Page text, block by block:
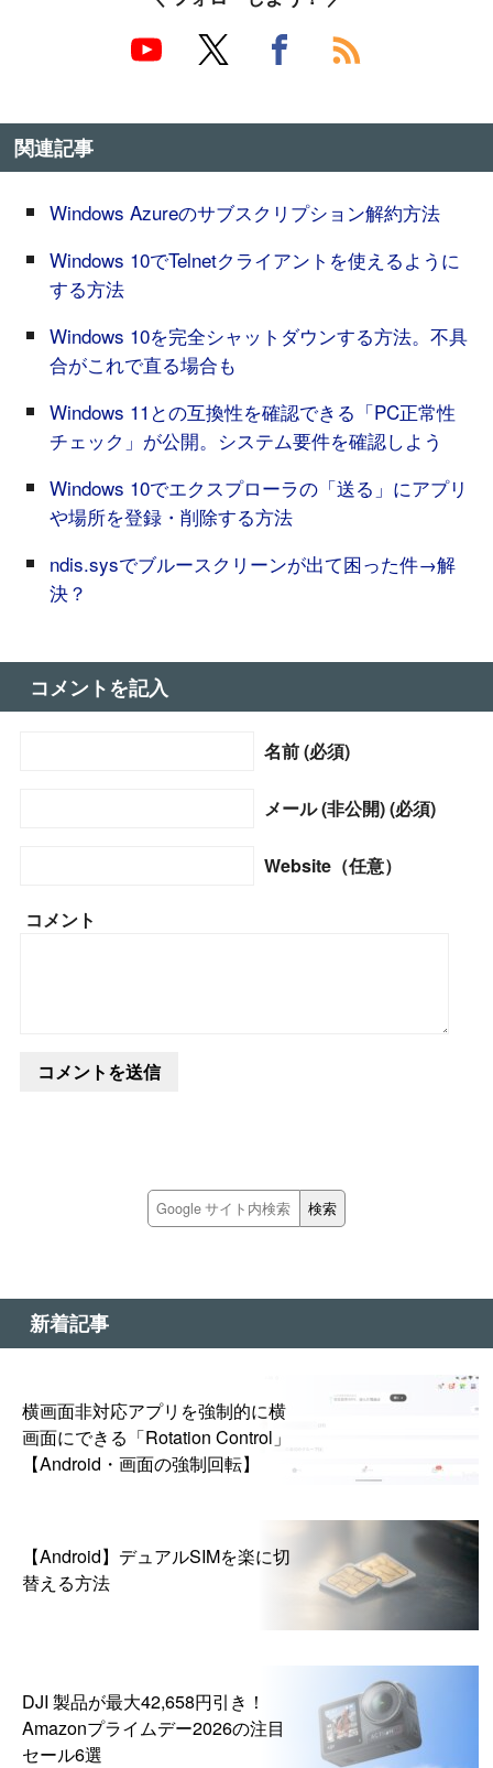
関連記事
Windows Azureのサブスクリプション解約方法
Windows 10でTelnetクライアントを使えるように
する方法
Windows 10を完全シャットダウンする方法。不具
合がこれで直る場合も
Windows 11との互換性を確認できる「PC正常性
チェック」が公開。システム要件を確認しよう
Windows 10でエクスプローラの「送る」にアプリ
や場所を登録・削除する方法
ndis.sysでブルースクリーンが出て困った件→解
決？
コメントを記入
名前 (必須)
メール (非公開) (必須)
Website（任意）
コメント
新着記事
横画面非対応アプリを強制的に横
画面にできる「Rotation Control」
【Android・画面の強制回転】
【Android】デュアルSIMを楽に切
替える方法
DJI 製品が最大42,658円引き！
Amazonプライムデー2026の注目
セール6選